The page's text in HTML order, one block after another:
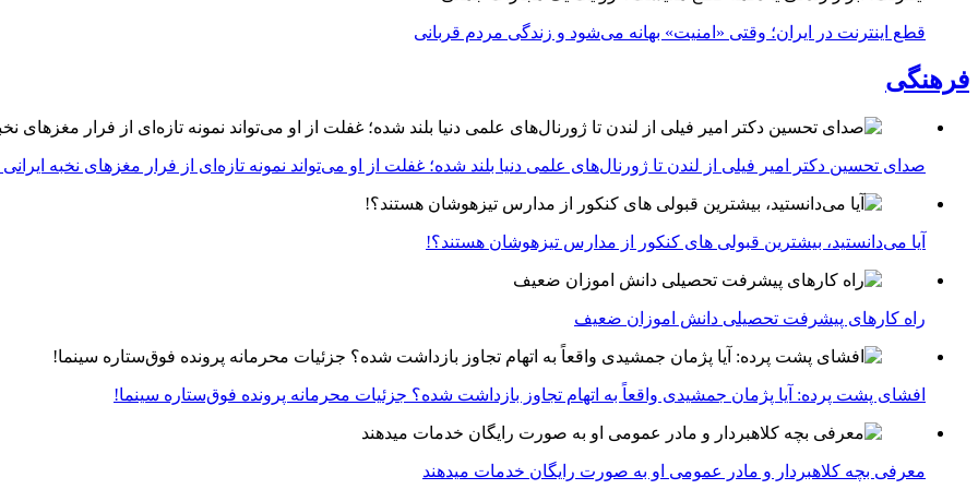
قطع اینترنت در ایران؛ وقتی «امنیت» بهانه می‌شود و زندگی مردم قربانی
فرهنگی
صدای تحسین دکتر امیر فیلی از لندن تا ژورنال‌های علمی دنیا بلند شده؛ غفلت از او می‌تواند نمونه تازه‌ای از فرار مغزهای نخبه ایرانی
آیا می‌دانستید، بیشترین قبولی های کنکور از مدارس تیزهوشان هستند؟!
راه کارهای پیشرفت تحصیلی دانش اموزان ضعیف
افشای پشت پرده: آیا پژمان جمشیدی واقعاً به اتهام تجاوز بازداشت شده؟ جزئیات محرمانه پرونده فوق‌ستاره سینما!
معرفی بچه کلاهبردار و مادر عمومی او به صورت رایگان خدمات میدهند